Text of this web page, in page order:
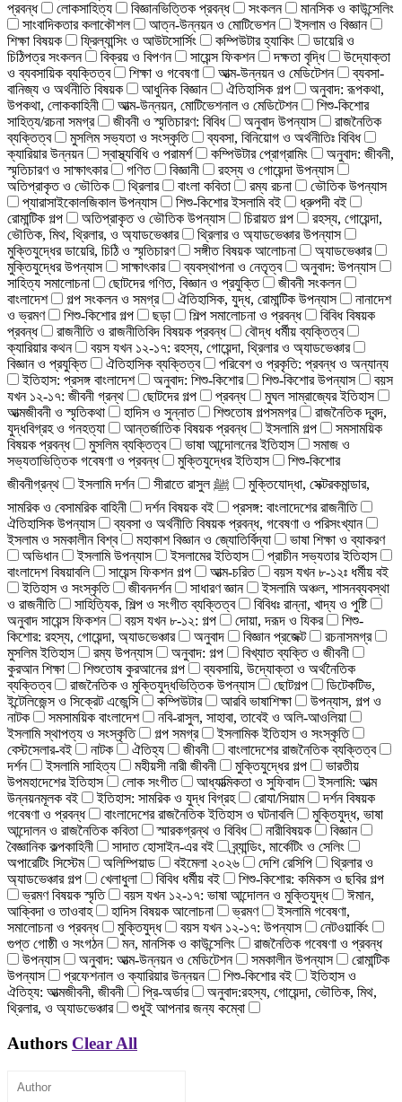
প্রবন্ধ
লোকসাহিত্য বিজ্ঞানভিত্তিক প্রবন্ধ সংকলন
মানসিক ও কাউন্সেলিং
সাংবাদিকতার কলাকৌশল
আত্ন-উন্নয়ন ও মোটিভেশন
ইসলাম ও বিজ্ঞান
শিক্ষা বিষয়ক
ফ্রিল্যান্সিং ও আউটসোর্সিং কম্পিউটার হ্যাকিং
ডায়েরি ও
চিঠিপত্র সংকলন
বিক্রয় ও বিপণন সায়েন্স ফিকশন দক্ষতা বৃদ্ধি
উদ্যোক্তা
ও ব্যবসায়িক ব্যক্তিত্ব
শিক্ষা ও গবেষণা আত্ম-উন্নয়ন ও মেডিটেশন
ব্যবসা-
বানিজ্য ও অর্থনীতি বিষয়ক
আধুনিক বিজ্ঞান ঐতিহাসিক গল্প
অনুবাদ: রূপকথা,
উপকথা, লোককাহিনী
আত্ম-উন্নয়ন, মোটিভেশনাল ও মেডিটেশন
শিশু-কিশোর
সাহিত্য/রচনা সমগ্র
জীবনী ও স্মৃতিচারণ: বিবিধ অনুবাদ উপন্যাস
রাজনৈতিক
ব্যক্তিত্ব
মুসলিম সভ্যতা ও সংস্কৃতি
ব্যবসা, বিনিয়োগ ও অর্থনীতিঃ বিবিধ
ক্যারিয়ার উন্নয়ন
স্বাস্থ্যবিধি ও পরামর্শ কম্পিউটার প্রোগ্রামিং
অনুবাদ: জীবনী,
স্মৃতিচারণ ও সাক্ষাৎকার
গণিত বিজ্ঞানী
রহস্য ও গোয়েন্দা উপন্যাস
অতিপ্রাকৃত ও ভৌতিক
থ্রিলার বাংলা কবিতা রম্য রচনা
ভৌতিক উপন্যাস
প্যারাসাইকোলজিকাল উপন্যাস
শিশু-কিশোর ইসলামি বই
ধ্রুপদী বই
রোমান্টিক গল্প
অতিপ্রাকৃত ও ভৌতিক উপন্যাস চিরায়ত গল্প
রহস্য, গোয়েন্দা,
ভৌতিক, মিথ, থ্রিলার, ও অ্যাডভেঞ্চার
থ্রিলার ও অ্যাডভেঞ্চার উপন্যাস
মুক্তিযুদ্ধের ডায়েরি, চিঠি ও স্মৃতিচারণ
সঙ্গীত বিষয়ক আলোচনা
অ্যাডভেঞ্চার
মুক্তিযুদ্ধের উপন্যাস
সাক্ষাৎকার ব্যবস্থাপনা ও নেতৃত্ব
অনুবাদ: উপন্যাস
সাহিত্য সমালোচনা
ছোটদের গণিত, বিজ্ঞান ও প্রযুক্তি
জীবনী সংকলন
বাংলাদেশ
গল্প সংকলন ও সমগ্র ঐতিহাসিক, যুদ্ধ, রোমান্টিক উপন্যাস
নানাদেশ
ও ভ্রমণ
শিশু-কিশোর গল্প ছড়া শিল্প সমালোচনা ও প্রবন্ধ
বিবিধ বিষয়ক
প্রবন্ধ
রাজনীতি ও রাজনীতিবিদ বিষয়ক প্রবন্ধ
বৌদ্ধ ধর্মীয় ব্যক্তিত্ব
ক্যারিয়ার কথন
বয়স যখন ১২-১৭: রহস্য, গোয়েন্দা, থ্রিলার ও অ্যাডভেঞ্চার
বিজ্ঞান ও প্রযুক্তি
ঐতিহাসিক ব্যক্তিত্ব
পরিবেশ ও প্রকৃতি: প্রবন্ধ ও অন্যান্য
ইতিহাস: প্রসঙ্গ বাংলাদেশ
অনুবাদ: শিশু-কিশোর শিশু-কিশোর উপন্যাস
বয়স
যখন ১২-১৭: জীবনী গ্রন্থ
ছোটদের গল্প প্রবন্ধ
মুঘল সাম্রাজ্যের ইতিহাস
আত্মজীবনী ও স্মৃতিকথা
হাদিস ও সুন্নাত শিশুতোষ গল্পসমগ্র
রাজনৈতিক দ্বন্দ,
যুদ্ধবিগ্রহ ও গনহত্যা
আন্তর্জাতিক বিষয়ক প্রবন্ধ ইসলামি গল্প
সমসাময়িক
বিষয়ক প্রবন্ধ
মুসলিম ব্যক্তিত্ব ভাষা আন্দোলনের ইতিহাস
সমাজ ও
সভ্যতাভিত্তিক গবেষণা ও প্রবন্ধ
মুক্তিযুদ্ধের ইতিহাস
শিশু-কিশোর
জীবনীগ্রন্থ
ইসলামি দর্শন
মুক্তিযোদ্ধা, সেক্টরকমান্ডার,
সামরিক ও বেসামরিক বাহিনী
দর্শন বিষয়ক বই
প্রসঙ্গ: বাংলাদেশের রাজনীতি
ঐতিহাসিক উপন্যাস
ব্যবসা ও অর্থনীতি বিষয়ক প্রবন্ধ, গবেষণা ও পরিসংখ্যান
ইসলাম ও সমকালীন বিশ্ব
মহাকাশ বিজ্ঞান ও জ্যোতির্বিদ্যা
ভাষা শিক্ষা ও ব্যাকরণ
অভিধান
ইসলামি উপন্যাস ইসলামের ইতিহাস
প্রাচীন সভ্যতার ইতিহাস
বাংলাদেশ বিষয়াবলি
সায়েন্স ফিকশন গল্প আত্ম-চরিত
বয়স যখন ৮-১২ঃ ধর্মীয় বই
ইতিহাস ও সংস্কৃতি
জীবনদর্শন সাধারণ জ্ঞান
ইসলামি অঞ্চল, শাসনব্যবস্থা
ও রাজনীতি
সাহিত্যিক, শিল্প ও সংগীত ব্যক্তিত্ব
বিবিধঃ রান্না, খাদ্য ও পুষ্টি
অনুবাদ সায়েন্স ফিকশন
বয়স যখন ৮-১২: গল্প দোয়া, দরূদ ও যিকর
শিশু-
কিশোর: রহস্য, গোয়েন্দা, অ্যাডভেঞ্চার
অনুবাদ বিজ্ঞান প্রজেক্ট
রচনাসমগ্র
মুসলিম ইতিহাস
রম্য উপন্যাস অনুবাদ: গল্প
বিখ্যাত ব্যক্তি ও জীবনী
কুরআন শিক্ষা
শিশুতোষ কুরআনের গল্প
ব্যবসায়ি, উদ্যোক্তা ও অর্থনৈতিক
ব্যক্তিত্ব
রাজনৈতিক ও মুক্তিযুদ্ধভিত্তিক উপন্যাস ছোটগল্প
ডিটেকটিভ,
ইন্টেলিজেন্স ও সিক্রেট এজেন্সি
কম্পিউটার আরবি ভাষাশিক্ষা
উপন্যাস, গল্প ও
নাটক
সমসাময়িক বাংলাদেশ
নবি-রাসুল, সাহাবা, তাবেই ও অলি-আওলিয়া
ইসলামি স্থাপত্য ও সংস্কৃতি
গল্প সমগ্র
ইসলামিক ইতিহাস ও সংস্কৃতি
বেস্টসেলার-বই
নাটক ঐতিহ্য জীবনী
বাংলাদেশের রাজনৈতিক ব্যক্তিত্ব
দর্শন
ইসলামি সাহিত্য মহীয়সী নারী জীবনী মুক্তিযুদ্ধের গল্প
ভারতীয়
উপমহাদেশের ইতিহাস
লোক সংগীত আধ্যাত্মিকতা ও সুফিবাদ
ইসলামি: আত্ম
উন্নয়নমূলক বই
ইতিহাস: সামরিক ও যুদ্ধ বিগ্রহ রোযা/সিয়াম
দর্শন বিষয়ক
গবেষণা ও প্রবন্ধ
বাংলাদেশের রাজনৈতিক ইতিহাস ও ঘটনাবলি
মুক্তিযুদ্ধ, ভাষা
আন্দোলন ও রাজনৈতিক কবিতা
স্মারকগ্রন্থ ও বিবিধ নারীবিষয়ক
বিজ্ঞান
বৈজ্ঞানিক কল্পকাহিনী
সাদাত হোসাইন-এর বই
ব্র্যান্ডিং, মার্কেটিং ও সেলিং
অপারেটিং সিস্টেম
অলিম্পিয়াড বইমেলা ২০২৬ দেশি রেসিপি
থ্রিলার ও
অ্যাডভেঞ্চার গল্প
খেলাধুলা বিবিধ ধর্মীয় বই
শিশু-কিশোর: কমিকস ও ছবির গল্প
ভ্রমণ বিষয়ক স্মৃতি
বয়স যখন ১২-১৭: ভাষা আন্দোলন ও মুক্তিযুদ্ধ
ঈমান,
আক্বিদা ও তাওবাহ
হাদিস বিষয়ক আলোচনা ভ্রমণ
ইসলামি গবেষণা,
সমালোচনা ও প্রবন্ধ
মুক্তিযুদ্ধ বয়স যখন ১২-১৭: উপন্যাস
নেটওয়ার্কিং
গুপ্ত গোষ্ঠী ও সংগঠন
মন, মানসিক ও কাউন্সেলিং
রাজনৈতিক গবেষণা ও প্রবন্ধ
উপন্যাস
অনুবাদ: আত্ম-উন্নয়ন ও মেডিটেশন সমকালীন উপন্যাস
রোমান্টিক
উপন্যাস
প্রফেশনাল ও ক্যারিয়ার উন্নয়ন শিশু-কিশোর বই
ইতিহাস ও
ঐতিহ্য: আত্মজীবনী, জীবনী
প্রি-অর্ডার
অনুবাদ:রহস্য, গোয়েন্দা, ভৌতিক, মিথ,
থ্রিলার, ও অ্যাডভেঞ্চার
শুধুই আপনার জন্য কম্বো
Authors Clear All